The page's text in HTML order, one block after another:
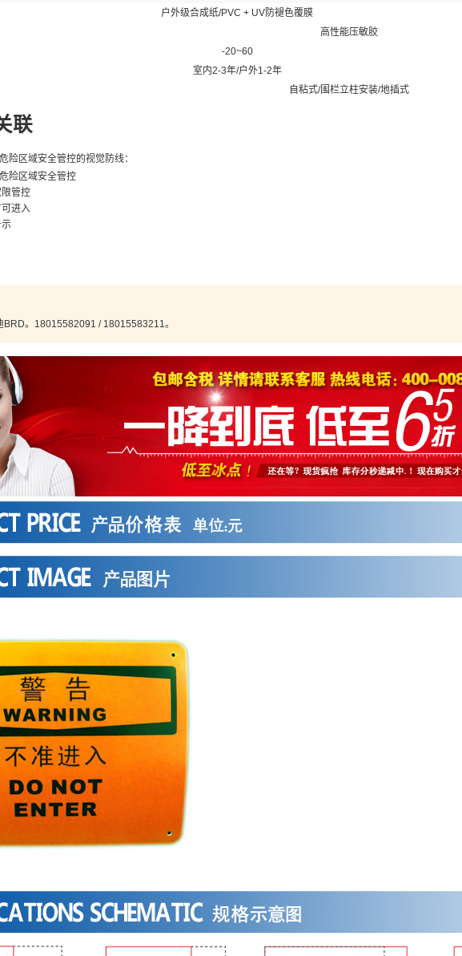
户外级合成纸/PVC + UV防褪色覆膜
高性能压敏胶
-20~60
室内2-3年/户外1-2年
自粘式/围栏立柱安装/地插式
联
险区域安全管控的视觉防线：
险区域安全管控
限管控
进入
BRD。18015582091 / 18015583211。